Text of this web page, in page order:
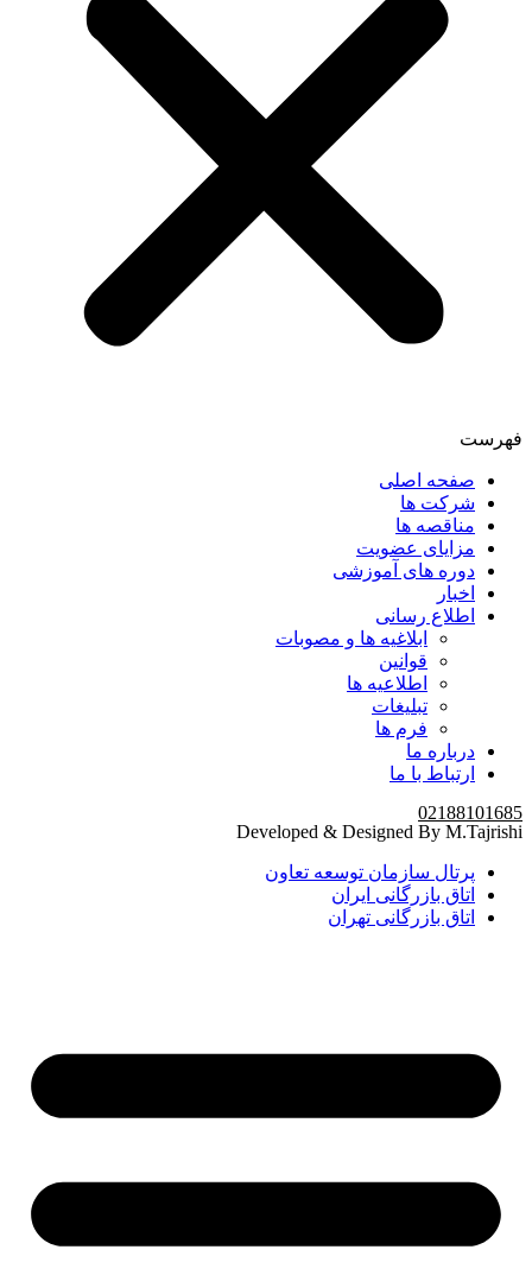
فهرست
صفحه اصلی
شرکت ها
مناقصه ها
مزایای عضویت
دوره های آموزشی
اخبار
اطلاع رسانی
ابلاغیه ها و مصوبات
قوانین
اطلاعیه ها
تبلیغات
فرم ها
درباره ما
ارتباط با ما
02188101685
Developed & Designed By M.Tajrishi
پرتال سازمان توسعه تعاون
اتاق بازرگانی ایران
اتاق بازرگانی تهران